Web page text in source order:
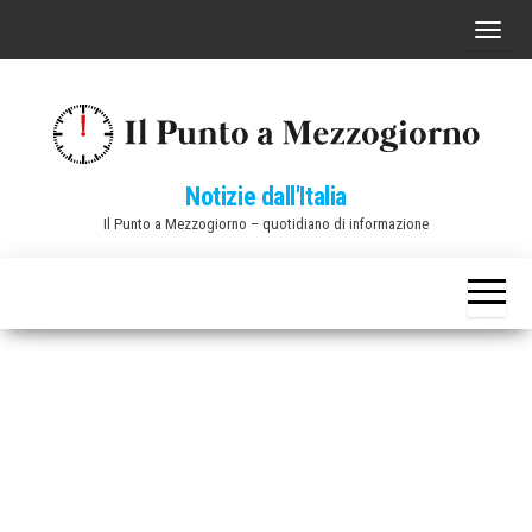
C
a
v
Notizie dall'Italia
Il Punto a Mezzogiorno – quotidiano di informazione